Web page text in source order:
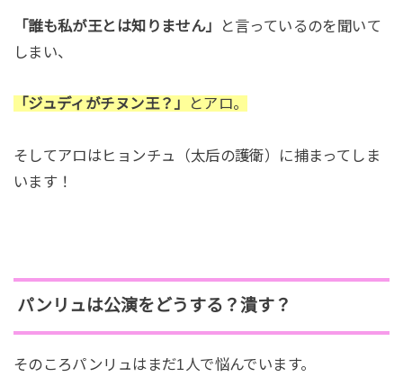
「誰も私が王とは知りません」
と言っているのを聞いて
しまい、
「ジュディがチヌン王？」 とアロ。
そしてアロはヒョンチュ（太后の護衛）に捕まってしま
います！
パンリュは公演をどうする？潰す？
そのころパンリュはまだ1人で悩んでいます。